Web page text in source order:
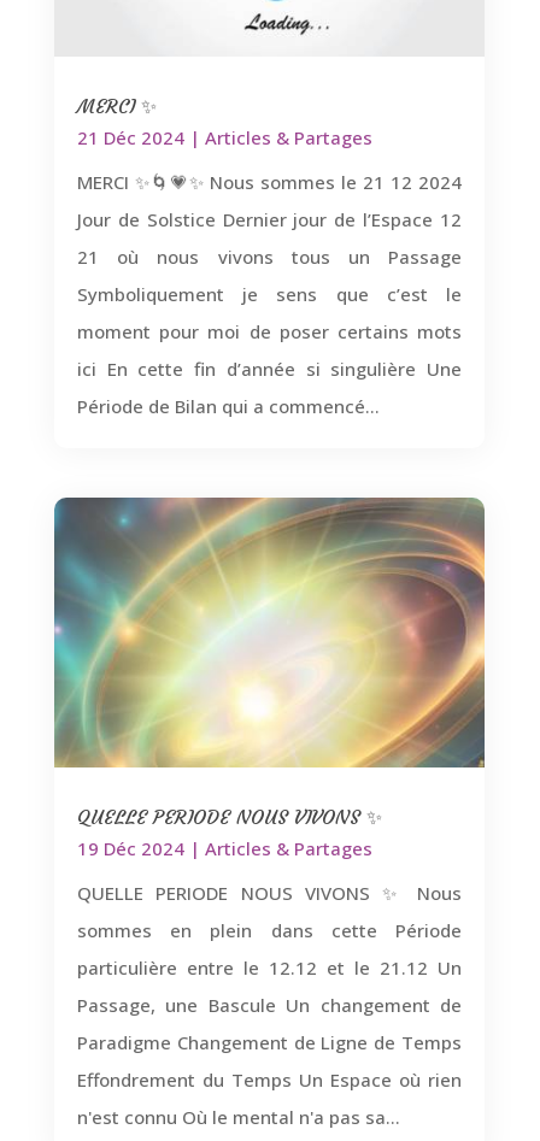
MERCI ✨
21 Déc 2024| Articles & Partages
MERCI ✨🌀💗✨ Nous sommes le 21 12 2024
Jour de Solstice Dernier jour de l’Espace 12
21 où nous vivons tous un Passage
Symboliquement je sens que c’est le
moment pour moi de poser certains mots
ici En cette fin d’année si singulière Une
Période de Bilan qui a commencé...
QUELLE PERIODE NOUS VIVONS ✨
19 Déc 2024| Articles & Partages
QUELLE PERIODE NOUS VIVONS ✨ Nous
sommes en plein dans cette Période
particulière entre le 12.12 et le 21.12 Un
Passage, une Bascule Un changement de
Paradigme Changement de Ligne de Temps
Effondrement du Temps Un Espace où rien
n'est connu Où le mental n'a pas sa...